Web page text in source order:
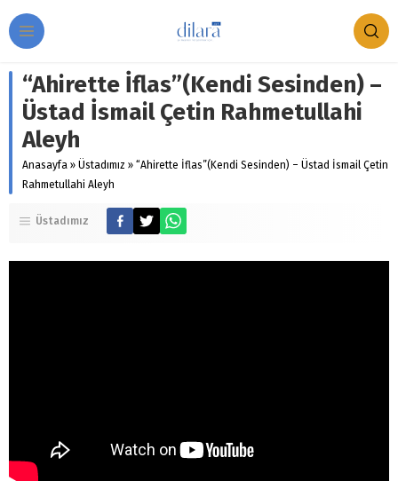
“Ahirette İflas”(Kendi Sesinden) –
Üstad İsmail Çetin Rahmetullahi
Aleyh
Anasayfa » Üstadımız » “Ahirette İflas”(Kendi Sesinden) – Üstad İsmail Çetin
Rahmetullahi Aleyh
Üstadımız